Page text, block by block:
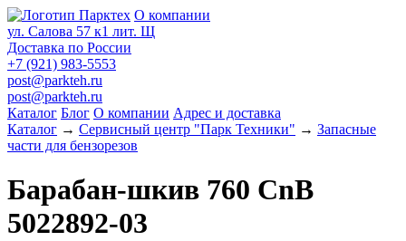
О компании
ул. Салова 57 к1 лит. Щ
Доставка по России
+7 (921) 983-5553
post@parkteh.ru
post@parkteh.ru
Каталог Блог О компании Адрес и доставка
Каталог → Сервисный центр "Парк Техники" → Запасные
части для бензорезов
Барабан-шкив 760 CnB
5022892-03